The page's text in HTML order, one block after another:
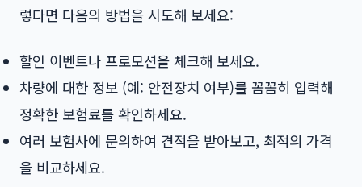
렇다면 다음의 방법을 시도해 보세요:
할인 이벤트나 프로모션을 체크해 보세요.
차량에 대한 정보 (예: 안전장치 여부)를 꼼꼼히 입력해
정확한 보험료를 확인하세요.
여러 보험사에 문의하여 견적을 받아보고, 최적의 가격
을 비교하세요.